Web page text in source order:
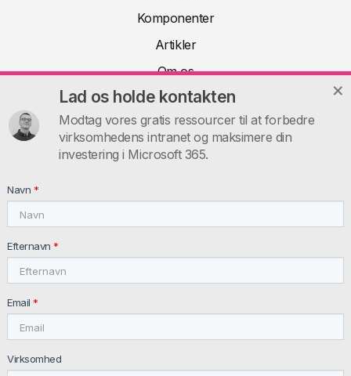
Lad os holde kontakten
Modtag vores gratis ressourcer til at forbedre
virksomhedens intranet og maksimere din
investering i Microsoft 365.
Navn *
Efternavn *
Email *
Virksomhed
Komponenter
Artikler
Om os
Teknisk dokumentation
FAQ
Kontakt
intranet.ai s.r.l. - Via Fabio Filzi, 5 - 20124 Milano MI - Italia
VAT: IT11172630961, Tel: +39 02 39 29 5655